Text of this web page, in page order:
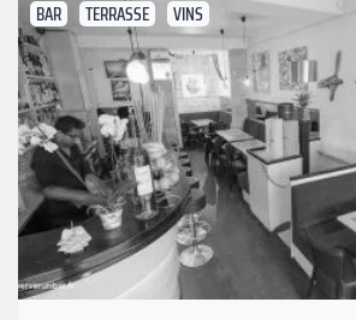
BAR TERRASSE VINS
Précédent